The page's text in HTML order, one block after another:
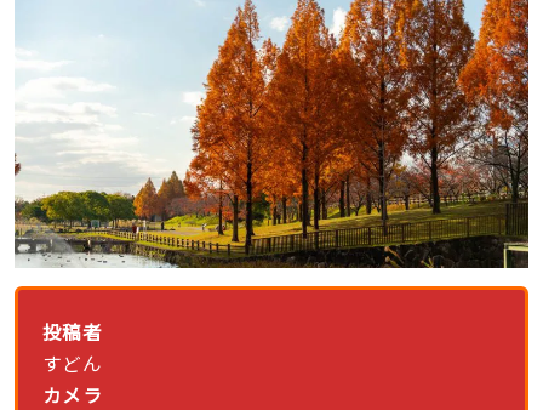
投稿者
すどん
カメラ